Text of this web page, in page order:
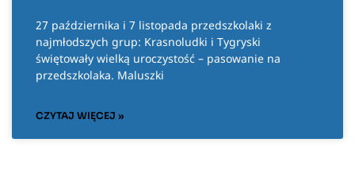
27 października i 7 listopada przedszkolaki z
najmłodszych grup: Krasnoludki i Tygryski
świętowały wielką uroczystość – pasowanie na
przedszkolaka. Maluszki
CZYTAJ WIĘCEJ »